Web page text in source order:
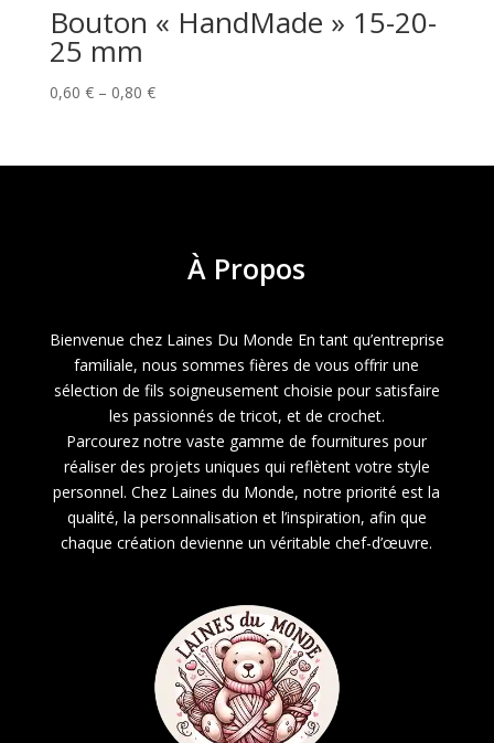
Bouton « HandMade » 15-20-
25 mm
0,60 € – 0,80 €Price
through
À Propos
Bienvenue chez Laines Du Monde En tant qu’entreprise
familiale, nous sommes fières de vous offrir une
sélection de fils soigneusement choisie pour satisfaire
les passionnés de tricot, et de crochet.
Parcourez notre vaste gamme de fournitures pour
réaliser des projets uniques qui reflètent votre style
personnel. Chez Laines du Monde, notre priorité est la
qualité, la personnalisation et l’inspiration, afin que
chaque création devienne un véritable chef-d’œuvre.